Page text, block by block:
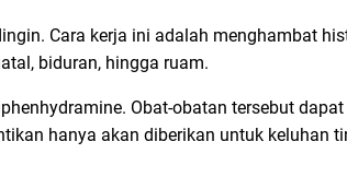
Cara kerja ini adalah menghambat
biduran, hingga ruam.
Obat-obatan tersebut
hanya akan diberikan untuk keluhan